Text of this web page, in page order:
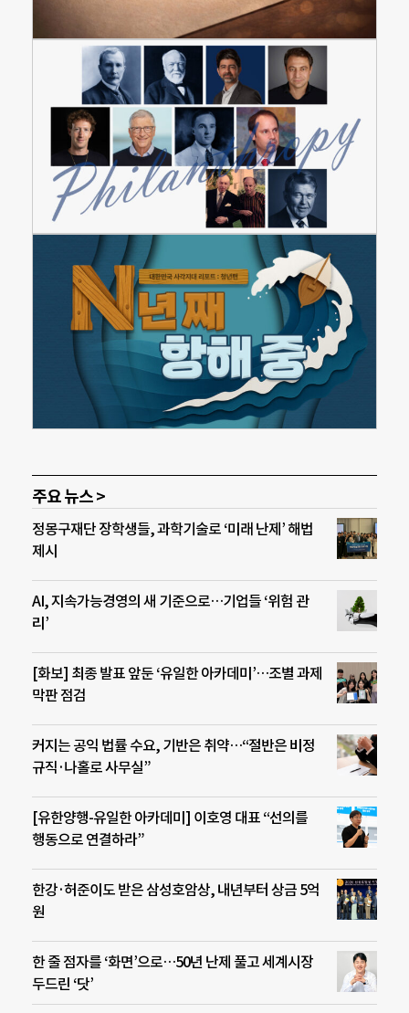
주요 뉴스 >
정몽구재단 장학생들, 과학기술로 ‘미래 난제’ 해법
제시
AI, 지속가능경영의 새 기준으로…기업들 ‘위험 관
리’
[화보] 최종 발표 앞둔 ‘유일한 아카데미’…조별 과제
막판 점검
커지는 공익 법률 수요, 기반은 취약…“절반은 비정
규직·나홀로 사무실”
[유한양행-유일한 아카데미] 이호영 대표 “선의를
행동으로 연결하라”
한강·허준이도 받은 삼성호암상, 내년부터 상금 5억
원
한 줄 점자를 ‘화면’으로…50년 난제 풀고 세계시장
두드린 ‘닷’